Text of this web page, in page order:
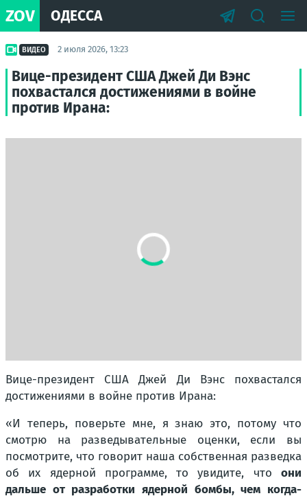
ZOV ОДЕССА
ВИДЕО 2 июля 2026, 13:23
Вице-президент США Джей Ди Вэнс
похвастался достижениями в войне
против Ирана:
Вице-президент США Джей Ди Вэнс похвастался
достижениями в войне против Ирана:
«И теперь, поверьте мне, я знаю это, потому что
смотрю на разведывательные оценки, если вы
посмотрите, что говорит наша собственная разведка
об их ядерной программе, то увидите, что они
дальше от разработки ядерной бомбы, чем когда-